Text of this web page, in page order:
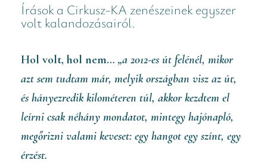
Írások a Cirkusz-KA zenészeinek egyszer
volt kalandozásairól.
Hol volt, hol nem… „a 2012-es út felénél, mikor
azt sem tudtam már, melyik országban visz az út,
és hányezredik kilométeren túl, akkor kezdtem el
leírni csak néhány mondatot, mintegy hajónapló,
megőrizni valami keveset: egy hangot egy színt, egy
érzést.